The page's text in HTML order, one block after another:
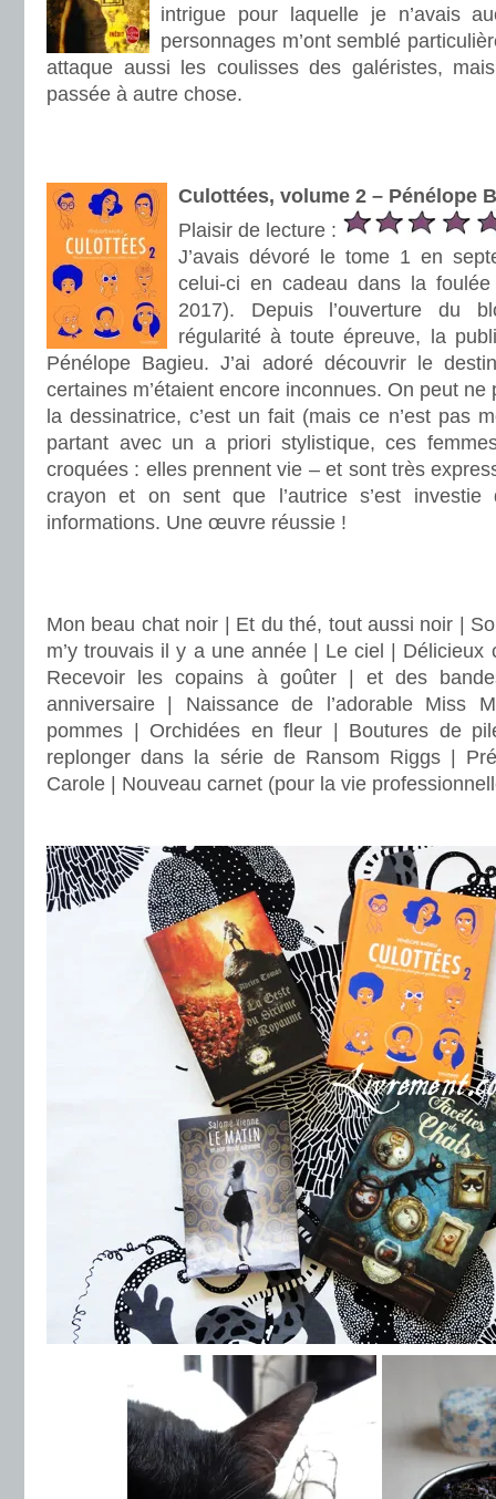
intrigue pour laquelle je n’avais
personnages m’ont semblé
attaque aussi les coulisses des galéristes,
passée à autre chose.
Culottées, volume 2 – Pénélope
Plaisir de lecture :
J’avais dévoré le tome 1 en
celui-ci en cadeau dans la
2017). Depuis l’ouverture du
régularité à toute épreuve, la
Pénélope Bagieu. J’ai adoré découvrir le
certaines m’étaient encore inconnues. On peut
la dessinatrice, c’est un fait (mais ce n’est pas
partant avec un a priori stylistique, ces
croquées : elles prennent vie – et sont très
crayon et on sent que l’autrice s’est
informations. Une œuvre réussie !
Mon beau chat noir | Et du thé, tout aussi noir |
m’y trouvais il y a une année | Le ciel | Délicieux
Recevoir les copains à goûter | et des
anniversaire | Naissance de l’adorable Miss
pommes | Orchidées en fleur | Boutures de
replonger dans la série de Ransom Riggs |
Carole | Nouveau carnet (pour la vie